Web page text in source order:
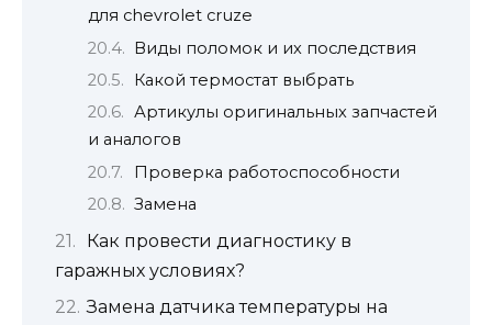
для chevrolet cruze
Виды поломок и их последствия
Какой термостат выбрать
Артикулы оригинальных запчастей
и аналогов
Проверка работоспособности
Замена
Как провести диагностику в
гаражных условиях?
Замена датчика температуры на